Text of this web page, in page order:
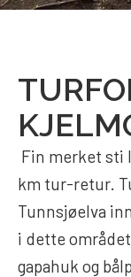
Fin merket sti
km tur-retur.
Tunnsjøelva
i dette
gapahuk og